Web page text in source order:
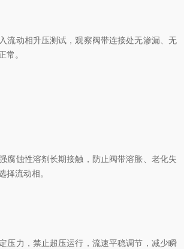
动相升压测试，观察阀带连接处无渗漏、无
常。
蚀性溶剂长期接触，防止阀带溶胀、老化失
择流动相。
力，禁止超压运行，流速平稳调节，减少瞬